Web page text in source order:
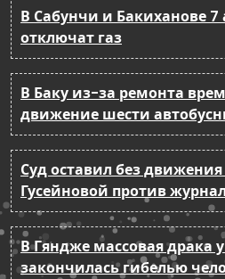
В Сабунчи и Бакиханове 7
отключат газ
В Баку из-за ремонта
движение шести
Суд оставил без
Гусейновой против
В Гяндже массовая драка
закончилась гибелью